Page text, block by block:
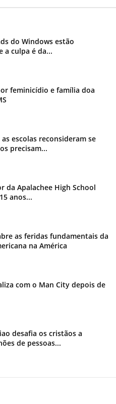
do Windows estão
a culpa é da...
feminicídio e família doa
escolas reconsideram se
precisam...
da Apalachee High School
anos...
as feridas fundamentais da
na América
com o Man City depois de
desafia os cristãos a
de pessoas...